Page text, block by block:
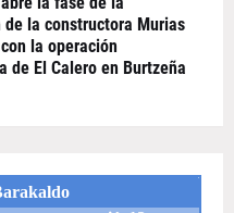
de la constructora Murias
la operación
de El Calero en Burtzeña